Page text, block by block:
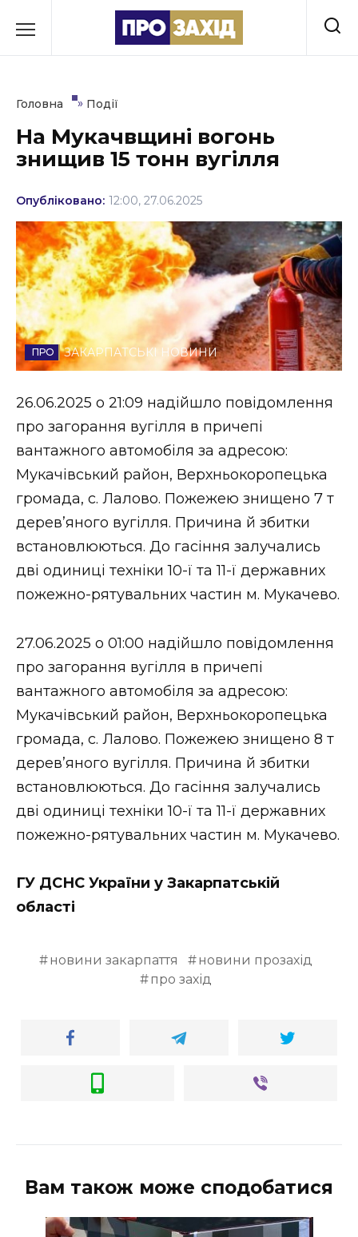
до
Культура
Освіта
Події
Політика
Соціум
Спорт
Стиль життя
Втрачений Ужгород
Втрачений Ужгород (відеоверсія)
ЗАКАРПАТСЬКІ НОВИНИ
НОВИНИ ЗАХІДНОЇ УКРАЇНИ
ВІДЕО
Головна » Події
На Мукачвщині вогонь
знищив 15 тонн вугілля
Опубліковано: 12:00, 27.06.2025
ЗАКАРПАТСЬКІ НОВИНИ
26.06.2025 о 21:09 надійшло повідомлення
про загорання вугілля в причепі
вантажного автомобіля за адресою:
Мукачівський район, Верхньокоропецька
громада, с. Лалово. Пожежею знищено 7 т
дерев’яного вугілля. Причина й збитки
встановлюються. До гасіння залучались
дві одиниці техніки 10-ї та 11-ї державних
пожежно-рятувальних частин м. Мукачево.
27.06.2025 о 01:00 надійшло повідомлення
про загорання вугілля в причепі
вантажного автомобіля за адресою:
Мукачівський район, Верхньокоропецька
громада, с. Лалово. Пожежею знищено 8 т
дерев’яного вугілля. Причина й збитки
встановлюються. До гасіння залучались
дві одиниці техніки 10-ї та 11-ї державних
пожежно-рятувальних частин м. Мукачево.
ГУ ДСНС України у Закарпатській
області
новини закарпаття
новини прозахід
про захід
Вам також може сподобатися